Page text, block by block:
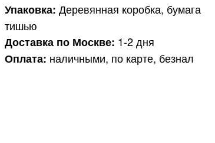
Упаковка: Деревянная коробка, бумага
тишью
Доставка по Москве: 1-2 дня
Оплата: наличными, по карте, безнал